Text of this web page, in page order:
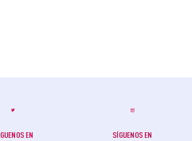
EN SÍGUENOS EN